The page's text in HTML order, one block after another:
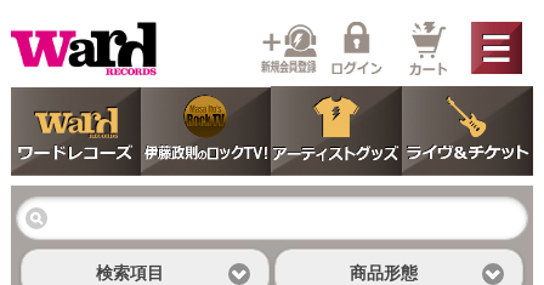
検索項目 商品形態